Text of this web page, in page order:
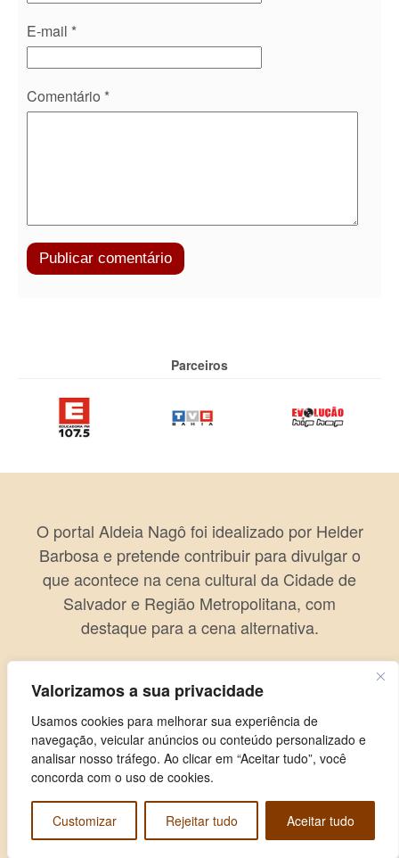
Valorizamos a sua privacidade
Usamos cookies para melhorar sua experiência de
navegação, veicular anúncios ou conteúdo personalizado e
analisar nosso tráfego. Ao clicar em “Aceitar tudo”, você
concorda com o uso de cookies.
Customizar Rejeitar tudo Aceitar tudo
E-mail *
Comentário *
Parceiros
O portal Aldeia Nagô foi idealizado por Helder
Barbosa e pretende contribuir para divulgar o
que acontece na cena cultural da Cidade de
Salvador e Região Metropolitana, com
destaque para a cena alternativa.
Copyright © 2026 Aldeia Nagô. Todos os direitos reservados.